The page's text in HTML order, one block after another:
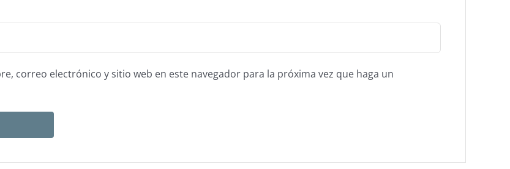
correo electrónico y sitio web en este navegador para la próxima vez que haga un